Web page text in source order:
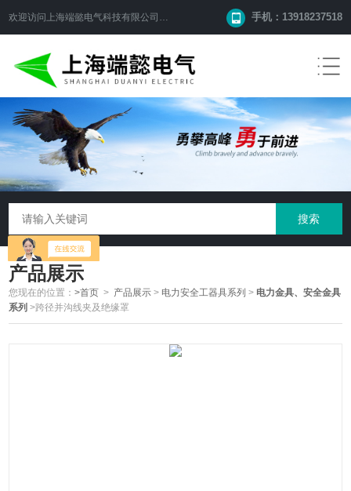
欢迎访问 上海端懿电气科技有限公司 网站！ 手机：13918237518
产品展示
您现在的位置：>首页 > 产品展示 > 电力安全工器具系列 > 电力金具、安全金具
系列 >跨径并沟线夹及绝缘罩